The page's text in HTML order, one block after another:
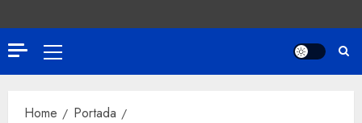
Home
Portada